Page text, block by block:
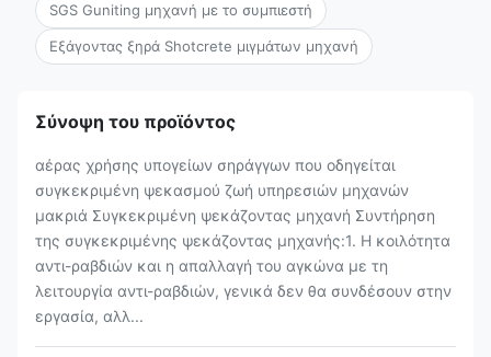
SGS Guniting μηχανή με το συμπιεστή
Εξάγοντας ξηρά Shotcrete μιγμάτων μηχανή
Σύνοψη του προϊόντος
αέρας χρήσης υπογείων σηράγγων που οδηγείται
συγκεκριμένη ψεκασμού ζωή υπηρεσιών μηχανών
μακριά Συγκεκριμένη ψεκάζοντας μηχανή Συντήρηση
της συγκεκριμένης ψεκάζοντας μηχανής:1. Η κοιλότητα
αντι-ραβδιών και η απαλλαγή του αγκώνα με τη
λειτουργία αντι-ραβδιών, γενικά δεν θα συνδέσουν στην
εργασία, αλλ...